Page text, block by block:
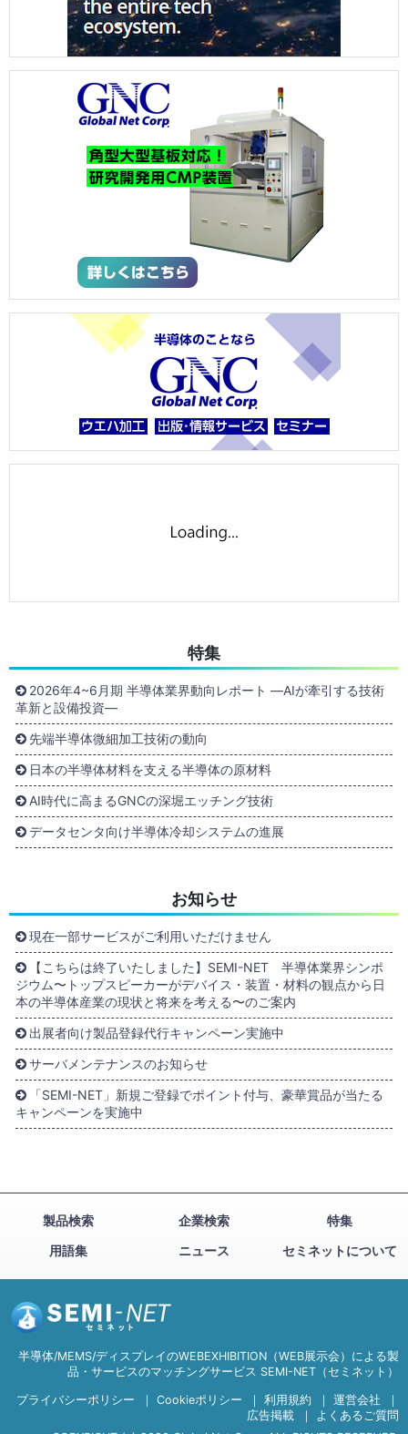
特集
2026年4~6月期 半導体業界動向レポート ―AIが牽引する技術
革新と設備投資―
先端半導体微細加工技術の動向
日本の半導体材料を支える半導体の原材料
AI時代に高まるGNCの深堀エッチング技術
データセンタ向け半導体冷却システムの進展
お知らせ
現在一部サービスがご利用いただけません
【こちらは終了いたしました】SEMI-NET 半導体業界シンポ
ジウム〜トップスピーカーがデバイス・装置・材料の観点から日
本の半導体産業の現状と将来を考える〜のご案内
出展者向け製品登録代行キャンペーン実施中
サーバメンテナンスのお知らせ
「SEMI-NET」新規ご登録でポイント付与、豪華賞品が当たる
キャンペーンを実施中
製品検索 企業検索
特集
用語集
ニュース セミネットについて
半導体/MEMS/ディスプレイのWEBEXHIBITION（WEB展示会）による製
品・サービスのマッチングサービス SEMI-NET（セミネット）
プライバシーポリシー ｜ Cookieポリシー ｜ 利用規約 ｜ 運営会社
｜
広告掲載
｜
よくあるご質問